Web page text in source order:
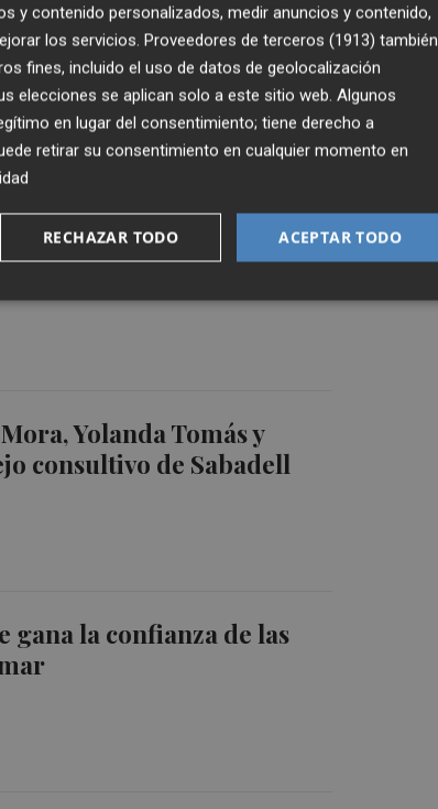
pero sigue sin detectarse
suspenden las fiestas
Yolanda Tomás y
consultivo de Sabadell
gana la confianza de las
y contenido personalizados, medir anuncios y contenido,
los servicios. Proveedores de terceros (1913) también
fines, incluido el uso de datos de geolocalización
elecciones se aplican solo a este sitio web. Algunos
en lugar del consentimiento; tiene derecho a
retirar su consentimiento en cualquier momento en
ACEPTAR TODO
RECHAZAR TODO